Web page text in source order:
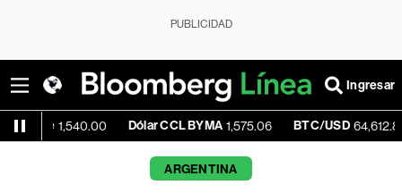
PUBLICIDAD
Ingresar
Dólar CCL BYMA 1,575.06 BTC/USD 64,612.87 -
ARGENTINA